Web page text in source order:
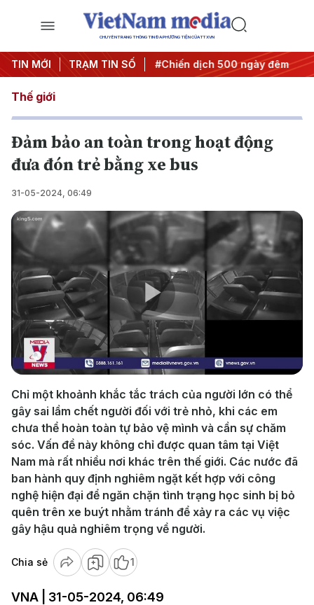
CHUYÊN TRANG THÔNG TIN ĐA PHƯƠNG TIỆN CỦA TTXVN
TIN MỚI TRẠM TIN SỐ
quyết thành hành động #Chiến dịch 500 ngày đêm
Thế giới
Đảm bảo an toàn trong hoạt động
đưa đón trẻ bằng xe bus
31-05-2024, 06:49
Play
Video
Chỉ một khoảnh khắc tắc trách của người lớn có thể
gây sai lầm chết người đối với trẻ nhỏ, khi các em
chưa thể hoàn toàn tự bảo vệ mình và cần sự chăm
sóc. Vấn đề này không chỉ được quan tâm tại Việt
Nam mà rất nhiều nơi khác trên thế giới. Các nước đã
ban hành quy định nghiêm ngặt kết hợp với công
nghệ hiện đại để ngăn chặn tình trạng học sinh bị bỏ
quên trên xe buýt nhằm tránh để xảy ra các vụ việc
gây hậu quả nghiêm trọng về người.
Chia sẻ 1
VNA | 31-05-2024, 06:49